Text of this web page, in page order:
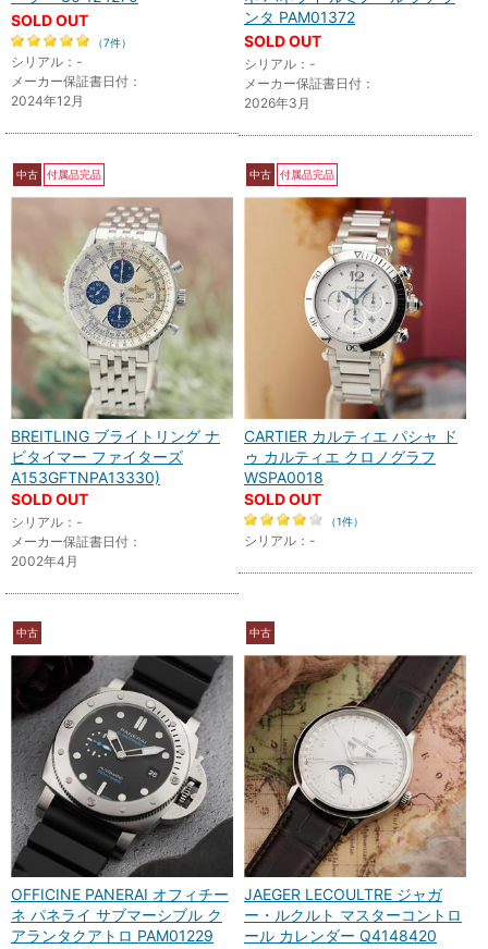
SOLD OUT
（7件）
シリアル：-
メーカー保証書日付：
2024年12月
ンタ PAM01372
SOLD OUT
シリアル：-
メーカー保証書日付：
2026年3月
中古 付属品完品
BREITLING ブライトリング ナ
ビタイマー ファイターズ
A153GFTNPA13330)
SOLD OUT
シリアル：-
メーカー保証書日付：
2002年4月
中古 付属品完品
CARTIER カルティエ パシャ ド
ゥ カルティエ クロノグラフ
WSPA0018
SOLD OUT
（1件）
シリアル：-
中古
OFFICINE PANERAI オフィチー
ネ パネライ サブマーシブル ク
アランタクアトロ PAM01229
中古
JAEGER LECOULTRE ジャガ
ー・ルクルト マスターコントロ
ール カレンダー Q4148420